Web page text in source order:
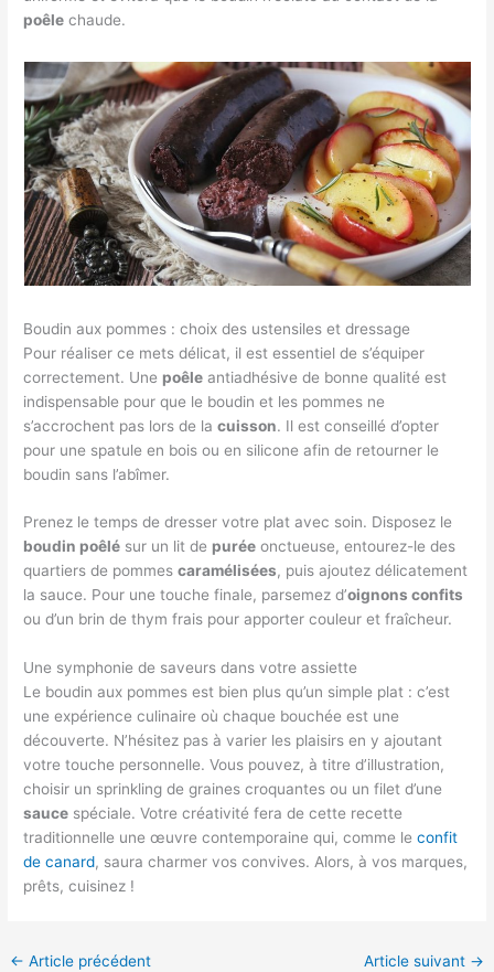
poêle chaude.
Boudin aux pommes : choix des ustensiles et dressage
Pour réaliser ce mets délicat, il est essentiel de s’équiper
correctement. Une poêle antiadhésive de bonne qualité est
indispensable pour que le boudin et les pommes ne
s’accrochent pas lors de lacuisson. Il est conseillé d’opter
pour une spatule en bois ou en silicone afin de retourner le
boudin sans l’abîmer.
Prenez le temps de dresser votre plat avec soin. Disposez le
boudin poêlé sur un lit de purée onctueuse, entourez-le des
quartiers de pommescaramélisées, puis ajoutez délicatement
la sauce. Pour une touche finale, parsemez d’oignons confits
ou d’un brin de thym frais pour apporter couleur et fraîcheur.
Une symphonie de saveurs dans votre assiette
Le boudin aux pommes est bien plus qu’un simple plat : c’est
une expérience culinaire où chaque bouchée est une
découverte. N’hésitez pas à varier les plaisirs en y ajoutant
votre touche personnelle. Vous pouvez, à titre d’illustration,
choisir un sprinkling de graines croquantes ou un filet d’une
sauce spéciale. Votre créativité fera de cette recette
traditionnelle une œuvre contemporaine qui, comme leconfit
de canard, saura charmer vos convives. Alors, à vos marques,
prêts, cuisinez !
← Article précédent Article suivant →